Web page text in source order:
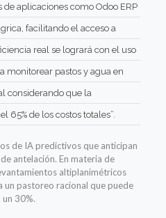
aplicaciones como Odoo ERP
facilitando el acceso a
real se logrará con el uso
monitorear pastos y agua en
considerando que la
65% de los costos totales”.
de IA predictivos que anticipan
antelación. En materia de
altiplanimétricos
un pastoreo racional que puede
30%.